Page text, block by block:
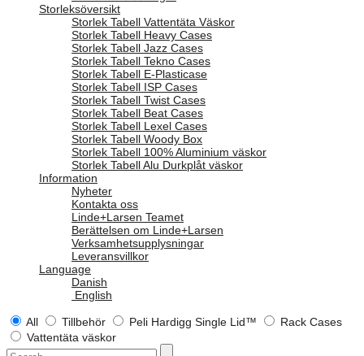
Storleksöversikt
Storlek Tabell Vattentäta Väskor
Storlek Tabell Heavy Cases
Storlek Tabell Jazz Cases
Storlek Tabell Tekno Cases
Storlek Tabell E-Plasticase
Storlek Tabell ISP Cases
Storlek Tabell Twist Cases
Storlek Tabell Beat Cases
Storlek Tabell Lexel Cases
Storlek Tabell Woody Box
Storlek Tabell 100% Aluminium väskor
Storlek Tabell Alu Durkplåt väskor
Information
Nyheter
Kontakta oss
Linde+Larsen Teamet
Berättelsen om Linde+Larsen
Verksamhetsupplysningar
Leveransvillkor
Language
Danish
English
All Tillbehör Peli Hardigg Single Lid™
Rack Cases
Vattentäta väskor